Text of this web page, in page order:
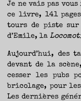
Je ne vais pas
ce livre, 141
tours de piste sur
d’Emile, la
Aujourd’hui, des
devant de la
cesser les pubs
bricolage, pour
Les dernières